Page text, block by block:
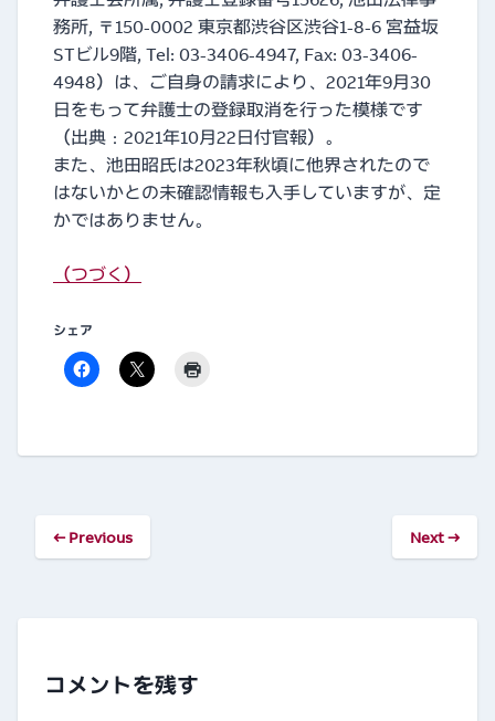
務所, 〒150-0002 東京都渋谷区渋谷1-8-6 宮益坂
STビル9階, Tel: 03-3406-4947, Fax: 03-3406-
4948）は、ご自身の請求により、2021年9月30
日をもって弁護士の登録取消を行った模様です
（出典：2021年10月22日付官報）。
また、池田昭氏は2023年秋頃に他界されたので
はないかとの未確認情報も入手していますが、定
かではありません。
（つづく）
シェア
←Previous Next→
コメントを残す